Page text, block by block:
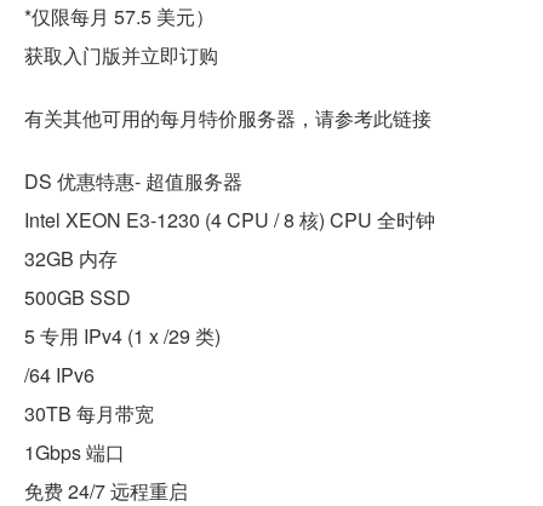
*仅限每月 57.5 美元）
获取入门版并立即订购
有关其他可用的每月特价服务器，请参考此链接
DS 优惠特惠- 超值服务器
Intel XEON E3-1230 (4 CPU / 8 核) CPU 全时钟
32GB 内存
500GB SSD
5 专用 IPv4 (1 x /29 类)
/64 IPv6
30TB 每月带宽
1Gbps 端口
免费 24/7 远程重启